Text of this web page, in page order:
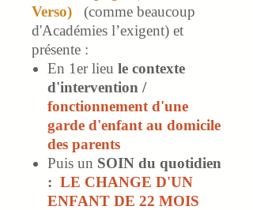
Verso)
(comme beaucoup
d'Académies l’exigent) et
présente :
En 1er lieu le contexte
d'intervention /
fonctionnement d'une
garde d'enfant au domicile
des parents
Puis un SOIN du quotidien
: LE CHANGE D'UN
ENFANT DE 22 MOIS